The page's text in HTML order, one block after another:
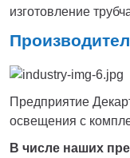
изготовление
Предприятие
освещения с
В числе наших